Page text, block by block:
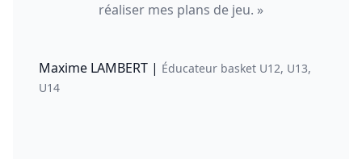
réaliser mes plans de jeu. »
Maxime LAMBERT | Éducateur basket U12, U13,
U14